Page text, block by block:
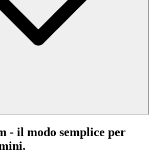
- il modo semplice per